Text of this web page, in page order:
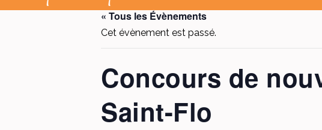
« Tous les Évènements
Cet évènement est passé.
Concours de
Saint-Flo